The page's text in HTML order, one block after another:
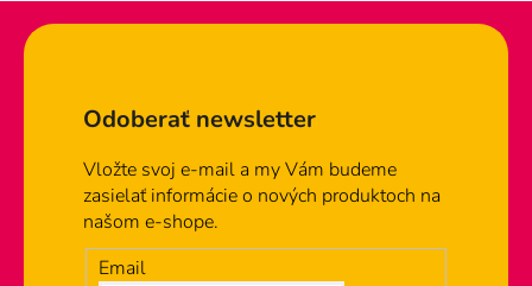
á
i
p
r
k
Odoberať newsletter
Vložte svoj e-mail a my Vám budeme
zasielať informácie o nových produktoch na
našom e-shope.
Email